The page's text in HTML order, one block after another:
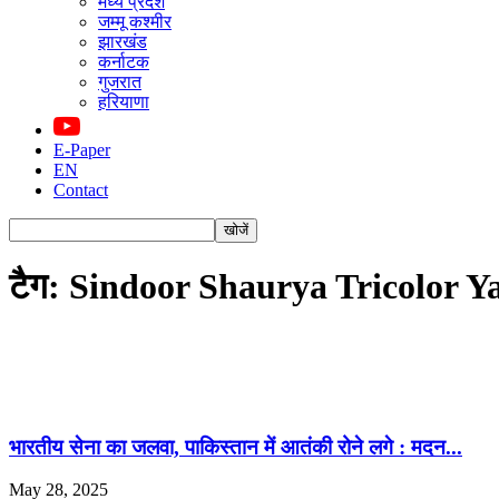
जम्मू कश्मीर
झारखंड
कर्नाटक
गुजरात
हरियाणा
E-Paper
EN
Contact
टैग: Sindoor Shaurya Tricolor
भारतीय सेना का जलवा, पाकिस्तान में आतंकी रोने लगे : मदन...
May 28, 2025